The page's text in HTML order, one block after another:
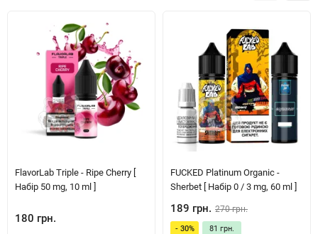
FlavorLab Triple - Ripe Cherry [
Набір 50 mg, 10 ml ]
180 грн.
FUCKED Platinum Organic -
Sherbet [ Набір 0 / 3 mg, 60 ml ]
189 грн. 270 грн.
- 30% 81 грн.